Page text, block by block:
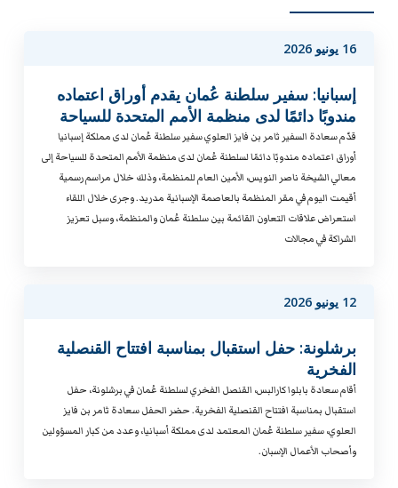
16 يونيو 2026
إسبانيا: سفير سلطنة عُمان يقدم أوراق اعتماده
مندوبًا دائمًا لدى منظمة الأمم المتحدة للسياحة
قدّم سعادة السفير ثامر بن فايز العلوي سفير سلطنة عُمان لدى مملكة إسبانيا
أوراق اعتماده مندوبًا دائمًا لسلطنة عُمان لدى منظمة الأمم المتحدة للسياحة إلى
معالي الشيخة ناصر النويس، الأمين العام للمنظمة، وذلك خلال مراسم رسمية
أقيمت اليوم في مقر المنظمة بالعاصمة الإسبانية مدريد. وجرى خلال اللقاء
استعراض علاقات التعاون القائمة بين سلطنة عُمان والمنظمة، وسبل تعزيز
الشراكة في مجالات
12 يونيو 2026
برشلونة: حفل استقبال بمناسبة افتتاح القنصلية
الفخرية
أقام سعادة بابلوا كارالبس، القنصل الفخري لسلطنة عُمان في برشلونة، حفل
استقبال بمناسبة افتتاح القنصلية الفخرية. حضر الحفل سعادة ثامر بن فايز
العلوي، سفير سلطنة عُمان المعتمد لدى مملكة أسبانيا، وعدد من كبار المسؤولين
وأصحاب الأعمال الإسبان.